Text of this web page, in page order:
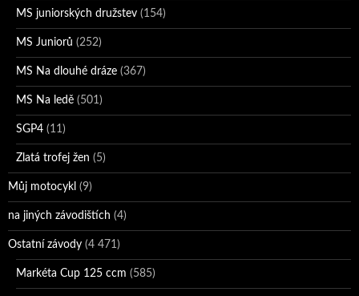
MS juniorských družstev (154)
MS Juniorů (252)
MS Na dlouhé dráze (367)
MS Na ledě (501)
SGP4 (11)
Zlatá trofej žen (5)
Můj motocykl (9)
na jiných závodištích (4)
Ostatní závody (4 471)
Markéta Cup 125 ccm (585)